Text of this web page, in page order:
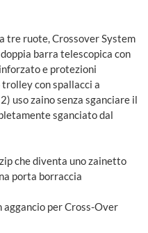
tre ruote, Crossover System
barra telescopica con
e protezioni
con spallacci a
uso zaino senza sganciare il
sganciato dal
che diventa uno zainetto
porta borraccia
per Cross-Over